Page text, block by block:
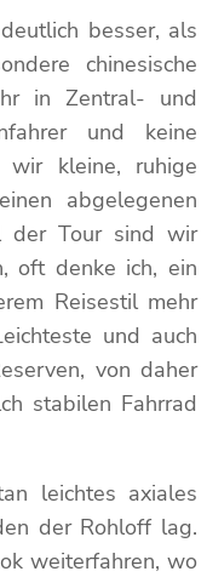
besser, als
chinesische
in Zentral- und
und keine
wir kleine, ruhige
abgelegenen
der Tour sind wir
oft denke ich, ein
Reisestil mehr
und auch
von daher
stabilen Fahrrad
leichtes axiales
der Rohloff lag.
weiterfahren, wo